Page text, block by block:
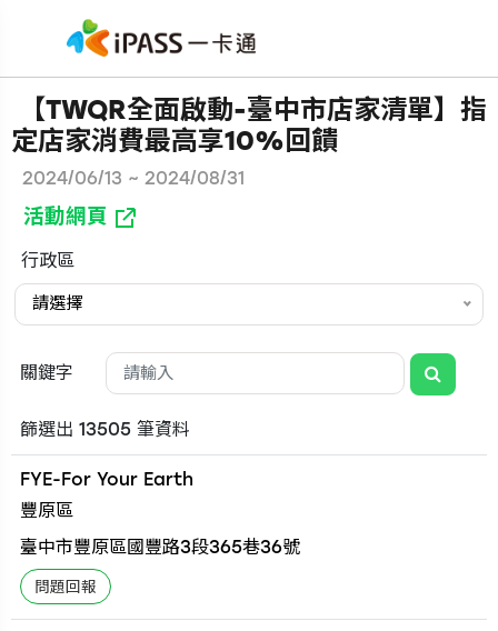
【TWQR全面啟動-臺中市店家清單】指
定店家消費最高享10%回饋
2024/06/13 ~ 2024/08/31
活動網頁
行政區
請選擇
關鍵字
篩選出 13505 筆資料
FYE-For Your Earth
豐原區
臺中市豐原區國豐路3段365巷36號